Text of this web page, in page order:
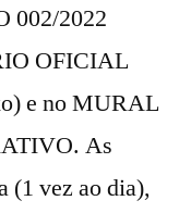
002/2022
OFICIAL
e no MURAL
As
(1 vez ao dia),